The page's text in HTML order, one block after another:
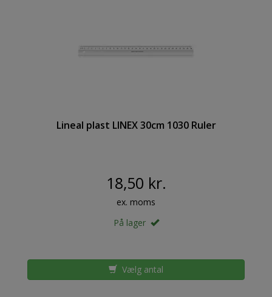
Lineal plast LINEX 30cm 1030 Ruler
18,50 kr.
ex. moms
På lager
Vælg antal